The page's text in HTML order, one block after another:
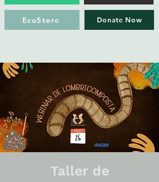
EcoStore Donate Now
Taller de